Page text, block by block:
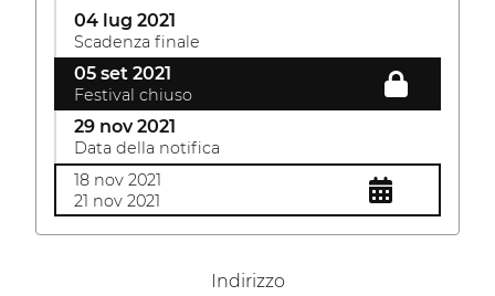
04 lug 2021
Scadenza finale
05 set 2021
Festival chiuso
29 nov 2021
Data della notifica
18 nov 2021
21 nov 2021
Indirizzo